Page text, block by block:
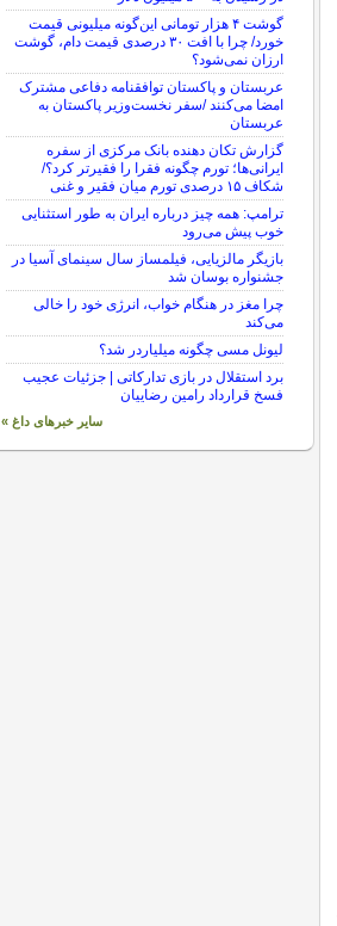
گوشت ۴ هزار تومانی این‌گونه میلیونی قیمت
خورد/ چرا با افت ۳۰ درصدی قیمت دام، گوشت
ارزان نمی‌شود؟
عربستان و پاکستان توافقنامه دفاعی مشترک
امضا می‌کنند /سفر نخست‌وزیر پاکستان به
عربستان
گزارش تکان‌ دهنده بانک مرکزی از سفره
ایرانی‌ها؛ تورم چگونه فقرا را فقیرتر کرد؟/
شکاف ۱۵ درصدی تورم میان فقیر و غنی
ترامپ: همه چیز درباره ایران به طور استثنایی
خوب پیش می‌رود
بازیگر مالزیایی، فیلمساز سال سینمای آسیا در
جشنواره بوسان شد
چرا مغز در هنگام خواب، انرژی خود را خالی
می‌کند
لیونل مسی چگونه میلیاردر شد؟
برد استقلال در بازی تدارکاتی | جزئیات عجیب
فسخ قرارداد رامین رضاییان
سایر خبرهای داغ »